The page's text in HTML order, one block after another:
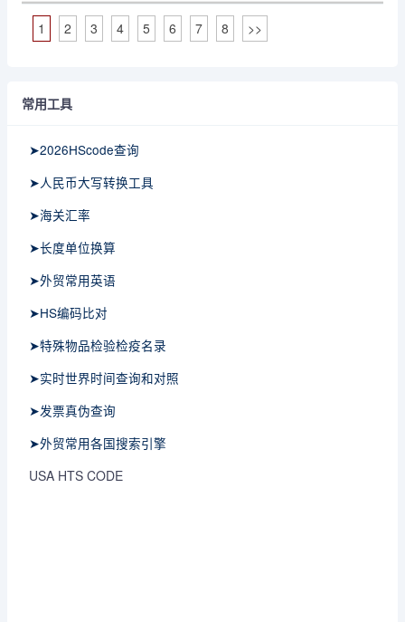
1 2 3 4 5 6 7 8 >>
常用工具
➤2026HScode查询
➤人民币大写转换工具
➤海关汇率
➤长度单位换算
➤外贸常用英语
➤HS编码比对
➤特殊物品检验检疫名录
➤实时世界时间查询和对照
➤发票真伪查询
➤外贸常用各国搜索引擎
USA HTS CODE